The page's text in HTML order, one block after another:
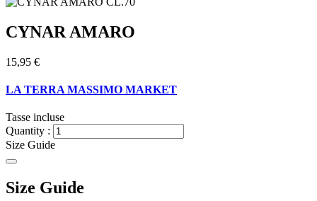
CYNAR AMARO
15,95 €
LA TERRA MASSIMO MARKET
Tasse incluse
Quantity :
Size Guide
Size Guide